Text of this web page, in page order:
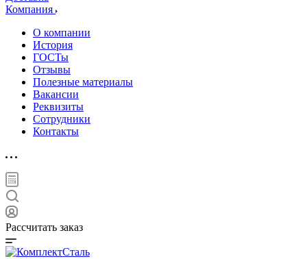
Компания
О компании
История
ГОСТы
Отзывы
Полезные материалы
Вакансии
Реквизиты
Сотрудники
Контакты
Рассчитать заказ